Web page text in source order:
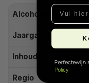
Alcoholpercentage
Jaargang
Inhoud
Regio
Vul hier
Policy